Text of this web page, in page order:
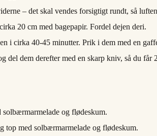
– det skal vendes forsigtigt rundt, så
20 cm med bagepapir. Fordel dejen deri.
i cirka 40-45 minutter. Prik i dem med en
del dem derefter med en skarp kniv, så du
solbærmarmelade og flødeskum.
top med solbærmarmelade og flødeskum.